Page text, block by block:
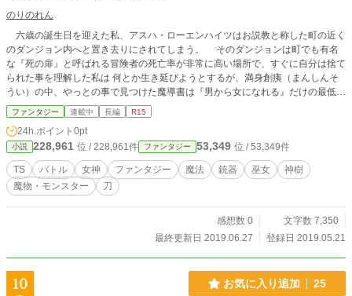
のりのれん
六歳の誕生日を迎えた私、アスハ・ローエンハイツはお説教と称した町の近く
のダンジョン内へと置き去りにされてしまう。 そのダンジョンは町でも有名
な『死の扉』と呼ばれる冒険者の死亡率が非常に高い場所で、すぐに自分は捨て
られた事を理解した私は 何とか生き延びようとするが、満身創痍（まんしんそ
うい）の中、やっとの事で見つけた魔導書は『男から女になれる』だけの最低最
弱の呪われた屑（くず）アイテムだった。 マリアと呼ばれる聖女によって、
一命を取り留めた私は彼女が住む教会で保護される事になるのだが、魔人やら国
王やらと、毎回面倒ごとが回り込んできて------------ いつの間にか世界を救う
巫女？ になっていた少年の物語です。
ファンタジー 連載中 長編 R15
24h.ポイント 0pt
小説 228,961 位 / 228,961件 ファンタジー 53,349 位 / 53,349件
TS バトル 女神 ファンタジー 魔法 銃器 巫女
神樹
魔物・モンスター
刀
感想数 0
文字数 7,350
最終更新日 2019.06.27
登録日 2019.05.21
10 お気に入り追加 25